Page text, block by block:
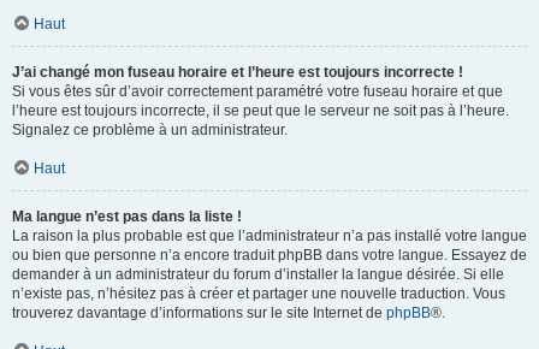
Haut
J’ai changé mon fuseau horaire et l’heure est toujours incorrecte !
Si vous êtes sûr d’avoir correctement paramétré votre fuseau horaire et que
l’heure est toujours incorrecte, il se peut que le serveur ne soit pas à l’heure.
Signalez ce problème à un administrateur.
Haut
Ma langue n’est pas dans la liste !
La raison la plus probable est que l’administrateur n’a pas installé votre langue
ou bien que personne n’a encore traduit phpBB dans votre langue. Essayez de
demander à un administrateur du forum d’installer la langue désirée. Si elle
n’existe pas, n’hésitez pas à créer et partager une nouvelle traduction. Vous
trouverez davantage d’informations sur le site Internet de phpBB®.